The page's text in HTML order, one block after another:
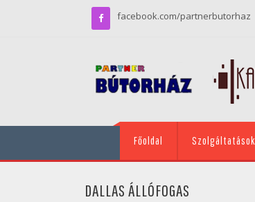
facebook.com/partnerbutorhaz
Főoldal Szolgáltatások
DALLAS ÁLLÓFOGAS